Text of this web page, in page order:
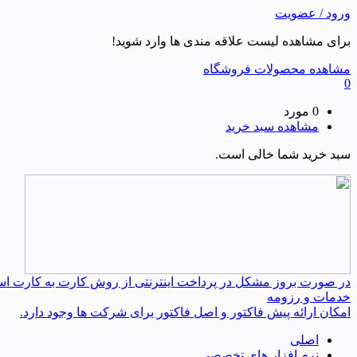
ورود / عضویت
برای مشاهده لیست علاقه مندی ها وارد شوید!
مشاهده محصولات فروشگاه
0
0 مورد
مشاهده سبد خرید
سبد خرید شما خالی است.
در صورت بروز مشکل در پرداخت اینترنتی از روش کارت به کارت
خدمات و رزومه
امکان ارائه پیش فاکتور و اصل فاکتور برای شرکت ها وجود دارد.
اصلی